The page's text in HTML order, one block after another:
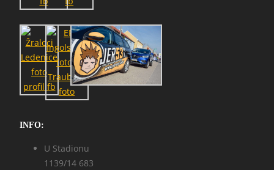
INFO:
U Stadionu
1139/14 683